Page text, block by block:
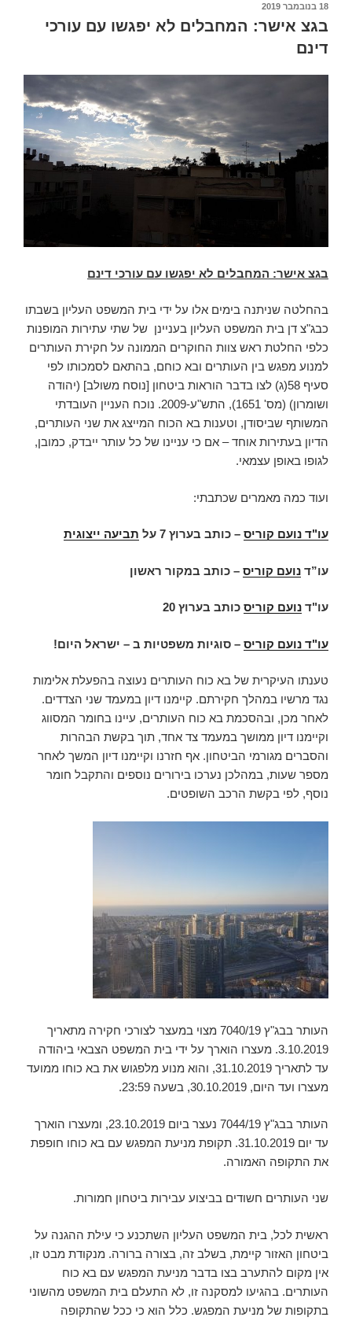
פורסם
18 בנובמבר 2019
בגצ אישר: המחבלים לא יפגשו עם עורכי
דינם
בגצ אישר: המחבלים לא יפגשו עם עורכי דינם
בהחלטה שניתנה בימים אלו על ידי בית המשפט העליון בשבתו
כבג"צ דן בית המשפט העליון בעניינן של שתי עתירות המופנות
כלפי החלטת ראש צוות החוקרים הממונה על חקירת העותרים
למנוע מפגש בין העותרים ובא כוחם, בהתאם לסמכותו לפי
סעיף 58(ג) לצו בדבר הוראות ביטחון [נוסח משולב] (יהודה
ושומרון) (מס' 1651), התש"ע-2009. נוכח העניין העובדתי
המשותף שביסודן, וטענות בא הכוח המייצג את שני העותרים,
הדיון בעתירות אוחד – אם כי עניינו של כל עותר ייבדק, כמובן,
לגופו באופן עצמאי.
ועוד כמה מאמרים שכתבתי:
עו"ד נועם קוריס – כותב בערוץ 7 על תביעה ייצוגית
עו”ד נועם קוריס – כותב במקור ראשון
עו"ד נועם קוריס כותב בערוץ 20
עו"ד נועם קוריס – סוגיות משפטיות ב – ישראל היום!
טענתו העיקרית של בא כוח העותרים נעוצה בהפעלת אלימות
נגד מרשיו במהלך חקירתם. קיימנו דיון במעמד שני הצדדים.
לאחר מכן, ובהסכמת בא כוח העותרים, עיינו בחומר המסווג
וקיימנו דיון ממושך במעמד צד אחד, תוך בקשת הבהרות
והסברים מגורמי הביטחון. אף חזרנו וקיימנו דיון המשך לאחר
מספר שעות, במהלכן נערכו בירורים נוספים והתקבל חומר
נוסף, לפי בקשת הרכב השופטים.
העותר בבג"ץ 7040/19 מצוי במעצר לצורכי חקירה מתאריך
3.10.2019. מעצרו הוארך על ידי בית המשפט הצבאי ביהודה
עד לתאריך 31.10.2019, והוא מנוע מלפגוש את בא כוחו ממועד
מעצרו ועד היום, 30.10.2019, בשעה 23:59.
העותר בבג"ץ 7044/19 נעצר ביום 23.10.2019, ומעצרו הוארך
עד יום 31.10.2019. תקופת מניעת המפגש עם בא כוחו חופפת
את התקופה האמורה.
שני העותרים חשודים בביצוע עבירות ביטחון חמורות.
ראשית לכל, בית המשפט העליון השתכנע כי עילת ההגנה על
ביטחון האזור קיימת, בשלב זה, בצורה ברורה. מנקודת מבט זו,
אין מקום להתערב בצו בדבר מניעת המפגש עם בא כוח
העותרים. בהגיעו למסקנה זו, לא התעלם בית המשפט מהשוני
בתקופות של מניעת המפגש. כלל הוא כי ככל שהתקופה